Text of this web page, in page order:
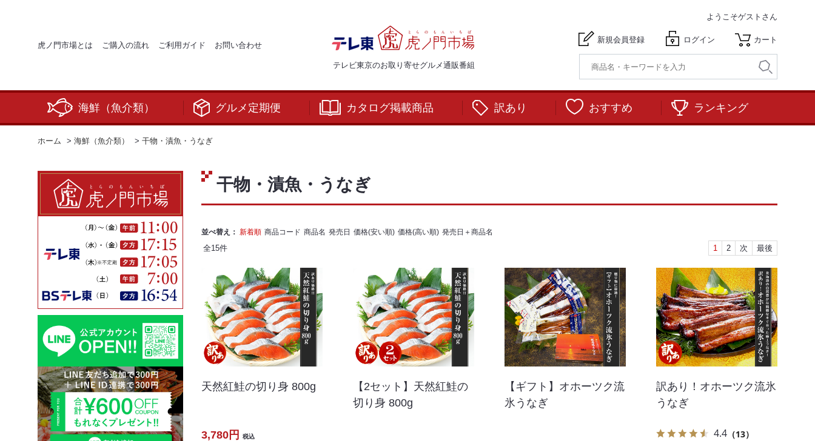
虎ノ門市場とは ご購入の流れ ご利用ガイド お問い合わせ
テレビ東京のお取り寄せグルメ通販番組
ようこそゲストさん
新規会員登録 ログイン カート
海鮮（魚介類） グルメ定期便 カタログ掲載商品 訳あり おすすめ ランキング
ホーム > 海鮮（魚介類） > 干物・漬魚・うなぎ
干物・漬魚・うなぎ
並べ替え： 新着順 商品コード 商品名 発売日 価格(安い順) 価格(高い順) 発売日＋商品名
全15件 1 2 次 最後
天然紅鮭の切り身 800g
3,780円 税込
【2セット】天然紅鮭の
切り身 800g
【ギフト】オホーツク流
氷うなぎ
訳あり！オホーツク流氷
うなぎ
4.4 （13）